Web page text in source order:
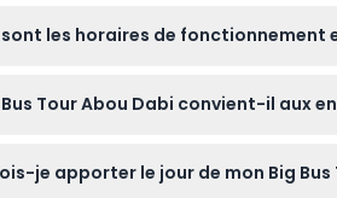
et la date pour vérifier la
les horaires de fonctionnement
Mosquée Sheikh Zayed (itinéraire
Bus Tour Abou Dabi convient-il aux
ou descendre à n’importe quel arrêt
je apporter le jour de mon Big Bus